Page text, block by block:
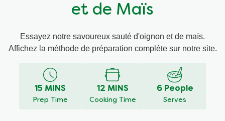
et de Maïs
Essayez notre savoureux sauté d'oignon et de maïs.
Affichez la méthode de préparation complète sur notre site.
15 MINS
Prep Time
12 MINS
Cooking Time
6 People
Serves